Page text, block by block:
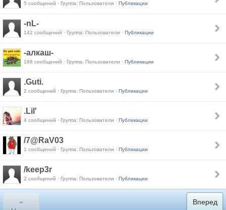
5 сообщений · Группа: Пользователи · Публикации
-nL-
142 сообщений · Группа: Пользователи · Публикации
-алкаш-
168 сообщений · Группа: Пользователи · Публикации
.Guti.
2 сообщений · Группа: Пользователи · Публикации
.Lil'
4 сообщений · Группа: Пользователи · Публикации
/7@RaV03
1 сообщений · Группа: Пользователи · Публикации
/keep3r
2 сообщений · Группа: Пользователи · Публикации
«
Вперед